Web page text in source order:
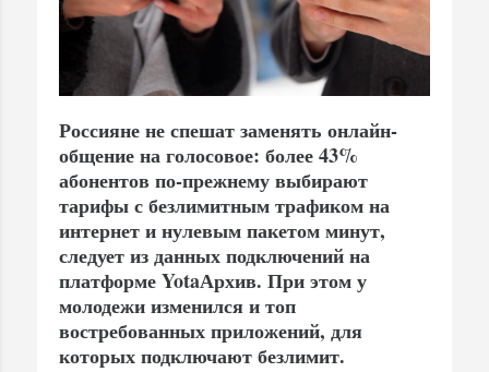
Россияне не спешат заменять онлайн-
общение на голосовое: более 43%
абонентов по-прежнему выбирают
тарифы с безлимитным трафиком на
интернет и нулевым пакетом минут,
следует из данных подключений на
платформе YotaАрхив. При этом у
молодежи изменился и топ
востребованных приложений, для
которых подключают безлимит.